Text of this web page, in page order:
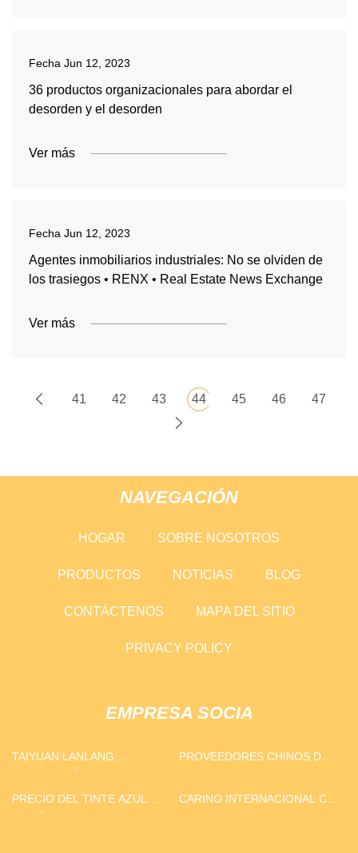
Fecha Jun 12, 2023
36 productos organizacionales para abordar el
desorden y el desorden
Ver más
Fecha Jun 12, 2023
Agentes inmobiliarios industriales: No se olviden de
los trasiegos • RENX • Real Estate News Exchange
Ver más
41 42 43 44 45 46 47
NAVEGACIÓN
HOGAR SOBRE NOSOTROS
PRODUCTOS NOTICIAS BLOG
CONTÁCTENOS MAPA DEL SITIO
PRIVACY POLICY
EMPRESA SOCIA
TAIYUÁN LANLANG
CORP.
PROVEEDORES CHINOS DE
LIBRES
PRECIO DEL TINTE AZUL
CARINO INTERNACIONAL CO